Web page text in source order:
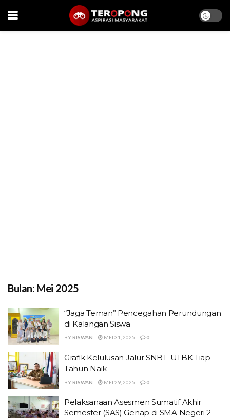
Bulan: Mei 2025
“Jaga Teman” Pencegahan Perundungan
di Kalangan Siswa
BY RISWAN MEI 31, 2025 0
Grafik Kelulusan Jalur SNBT-UTBK Tiap
Tahun Naik
BY RISWAN MEI 29, 2025 0
Pelaksanaan Asesmen Sumatif Akhir
Semester (SAS) Genap di SMA Negeri 2